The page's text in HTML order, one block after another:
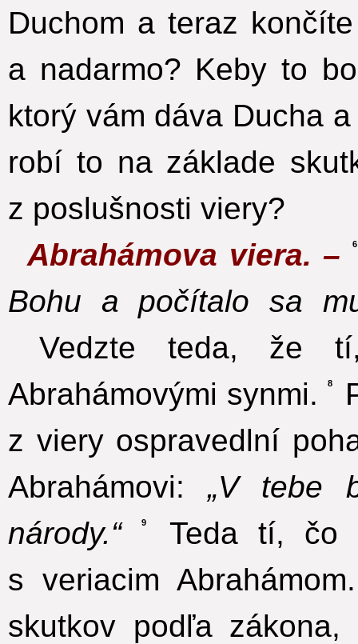
Duchom a teraz
a nadarmo? Keby to
ktorý vám dáva Ducha
robí to na základe
z poslušnosti viery?
Abrahámova viera. –
6
Bohu a počítalo sa
Vedzte teda, že
Abrahámovými synmi.
8
z viery ospravedlní
Abrahámovi: „V tebe
národy.“
9
Teda tí, čo
s veriacim Abrahámom.
skutkov podľa